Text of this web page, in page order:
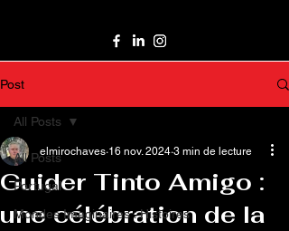
Post
All Posts
Portugal
Mondes Imaginaires : Histoires
All Posts
Guider Tinto Amigo :
une célébration de la
elmirochaves 16 nov. 2024 3 min de lecture